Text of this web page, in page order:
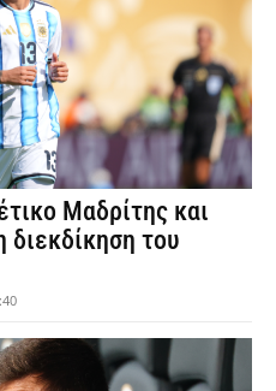
Μαδρίτης και
του